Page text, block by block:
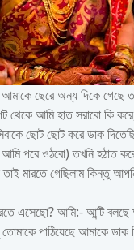
আমাকে ছেরে অন্য দিকে গেছে
থেকে আমি হাত সরাবো কি
ছোট ছোট করে ডাক
পরে ওঠবো) তখনি হঠাত
মারতে গেছিলাম কিন্তু
এসেছো? আমি:- আন্টি
পাঠিয়েছে আমাকে ডাক